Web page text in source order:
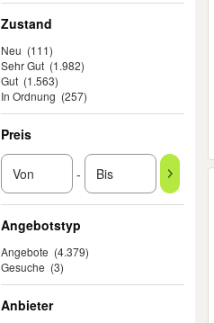
Zustand
Neu (111)
Sehr Gut (1.982)
Gut (1.563)
In Ordnung (257)
Preis
-
Angebotstyp
Angebote (4.379)
Gesuche (3)
Anbieter